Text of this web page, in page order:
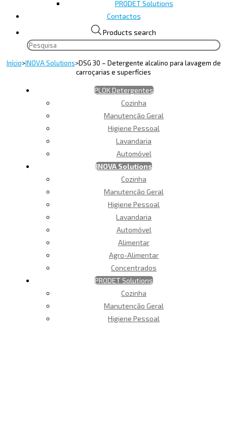
PRODET Solutions
Contactos
Products search
Início>INOVA Solutions>DSG 30 – Detergente alcalino para lavagem de
carroçarias e superfícies
PLOK Detergentes
Cozinha
Manutenção Geral
Higiene Pessoal
Lavandaria
Automóvel
INOVA Solutions
Cozinha
Manutenção Geral
Higiene Pessoal
Lavandaria
Automóvel
Alimentar
Agro-Alimentar
Concentrados
PRODET Solutions
Cozinha
Manutenção Geral
Higiene Pessoal